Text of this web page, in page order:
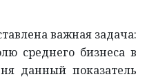
важная задача:
среднего бизнеса в
данный показатель